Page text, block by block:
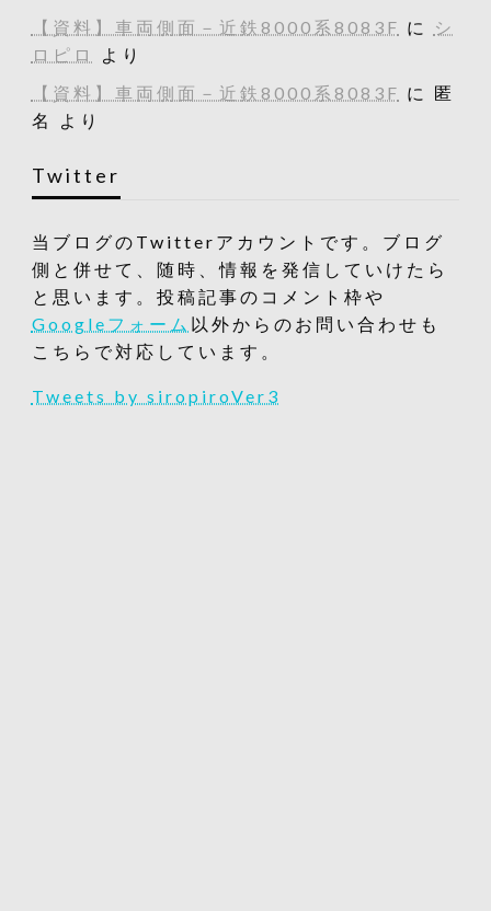
【資料】車両側面－近鉄8000系8083F に
シ
ロピロ
より
【資料】車両側面－近鉄8000系8083F に 匿
名
より
Twitter
当ブログのTwitterアカウントです。ブログ
側と併せて、随時、情報を発信していけたら
と思います。投稿記事のコメント枠や
Googleフォーム 以外からのお問い合わせも
こちらで対応しています。
Tweets by siropiroVer3